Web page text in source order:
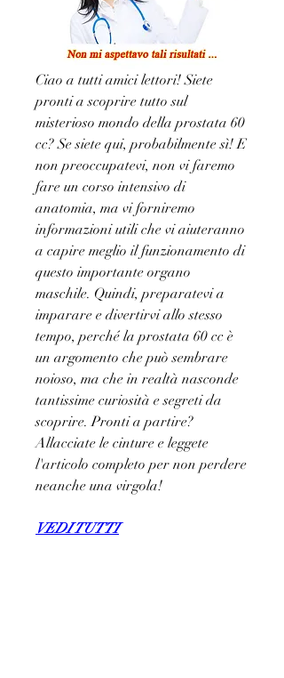
Ciao a tutti amici lettori! Siete
pronti a scoprire tutto sul
misterioso mondo della prostata 60
cc? Se siete qui, probabilmente sì! E
non preoccupatevi, non vi faremo
fare un corso intensivo di
anatomia, ma vi forniremo
informazioni utili che vi aiuteranno
a capire meglio il funzionamento di
questo importante organo
maschile. Quindi, preparatevi a
imparare e divertirvi allo stesso
tempo, perché la prostata 60 cc è
un argomento che può sembrare
noioso, ma che in realtà nasconde
tantissime curiosità e segreti da
scoprire. Pronti a partire?
Allacciate le cinture e leggete
l'articolo completo per non perdere
neanche una virgola!
VEDI TUTTI